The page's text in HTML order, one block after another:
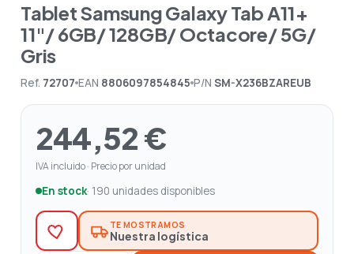
Tablet Samsung Galaxy Tab A11+
11"/ 6GB/ 128GB/ Octacore/ 5G/
Gris
Ref. 72707 EAN 8806097854845 P/N SM-X236BZAREUB
244,52 €
IVA incluido · Precio por unidad
En stock· 190 unidades disponibles
TE MOSTRAMOS
Nuestra logística